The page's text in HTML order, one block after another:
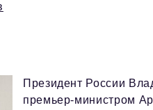
Президент России
премьер-министром